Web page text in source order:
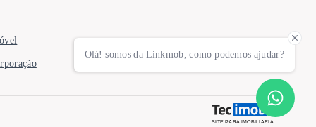
Olá! somos da Linkmob, como podemos ajudar?
SITE PARA IMOBILIARIA